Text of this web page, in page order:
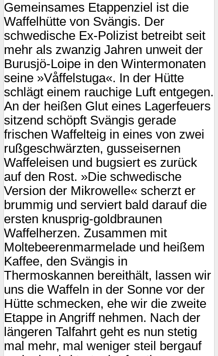
Gemeinsames Etappenziel ist die
Waffelhütte von Svängis. Der
schwedische Ex-Polizist betreibt seit
mehr als zwanzig Jahren unweit der
Burusjö-Loipe in den Wintermonaten
seine »Våffelstuga«. In der Hütte
schlägt einem rauchige Luft entgegen.
An der heißen Glut eines Lagerfeuers
sitzend schöpft Svängis gerade
frischen Waffelteig in eines von zwei
rußgeschwärzten, gusseisernen
Waffeleisen und bugsiert es zurück
auf den Rost. »Die schwedische
Version der Mikrowelle« scherzt er
brummig und serviert bald darauf die
ersten knusprig-goldbraunen
Waffelherzen. Zusammen mit
Moltebeerenmarmelade und heißem
Kaffee, den Svängis in
Thermoskannen bereithält, lassen wir
uns die Waffeln in der Sonne vor der
Hütte schmecken, ehe wir die zweite
Etappe in Angriff nehmen. Nach der
längeren Talfahrt geht es nun stetig
mal mehr, mal weniger steil bergauf